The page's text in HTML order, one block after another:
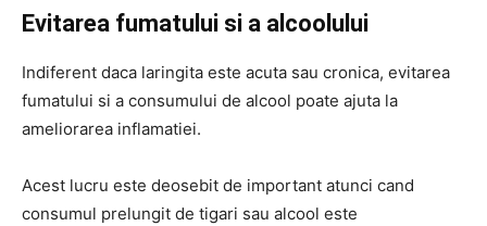
Evitarea fumatului si a alcoolului
Indiferent daca laringita este acuta sau cronica, evitarea
fumatului si a consumului de alcool poate ajuta la
ameliorarea inflamatiei.
Acest lucru este deosebit de important atunci cand
consumul prelungit de tigari sau alcool este